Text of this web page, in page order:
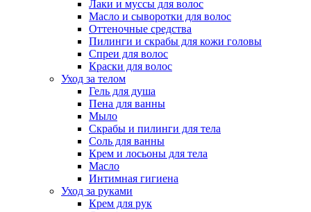
Лаки и муссы для волос
Масло и сыворотки для волос
Оттеночные средства
Пилинги и скрабы для кожи головы
Спреи для волос
Краски для волос
Уход за телом
Гель для душа
Пена для ванны
Мыло
Скрабы и пилинги для тела
Соль для ванны
Крем и лосьоны для тела
Масло
Интимная гигиена
Уход за руками
Крем для рук